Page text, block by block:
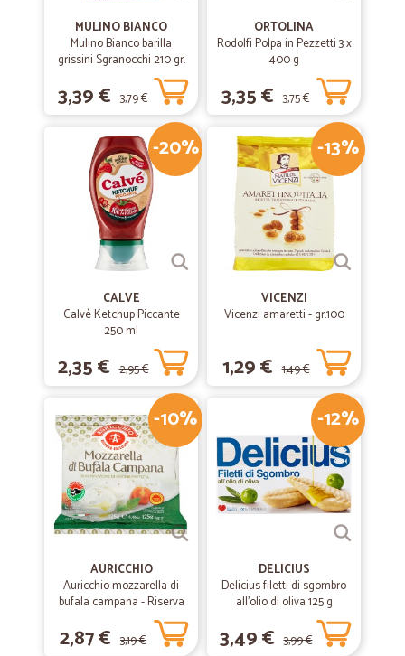
MULINO BIANCO
Mulino Bianco barilla
grissini Sgranocchi 210 gr.
3,39 € 3,79 €
ORTOLINA
Rodolfi Polpa in Pezzetti 3 x
400 g
3,35 € 3,75 €
-20%
CALVE
Calvè Ketchup Piccante
250 ml
2,35 € 2,95 €
-13%
VICENZI
Vicenzi amaretti - gr.100
1,29 € 1,49 €
-10%
AURICCHIO
Auricchio mozzarella di
bufala campana - Riserva
esclusiva gr.125
2,87 € 3,19 €
-12%
DELICIUS
Delicius filetti di sgombro
all'olio di oliva 125 g
3,49 € 3,99 €